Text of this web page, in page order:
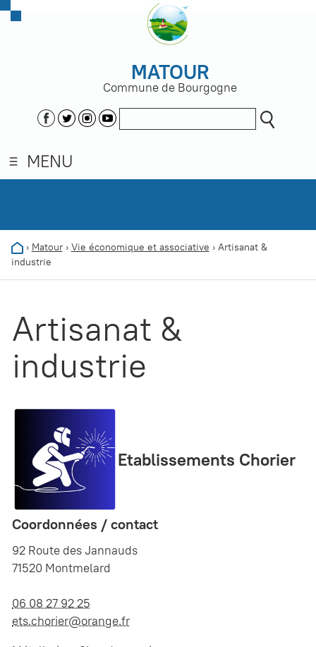
MATOUR
Commune de Bourgogne
MENU
› Matour› Vie économique et associative › Artisanat &
industrie
Artisanat &
industrie
Etablissements Chorier
Coordonnées / contact
92 Route des Jannauds
71520 Montmelard
06 08 27 92 25
ets.chorier@orange.fr